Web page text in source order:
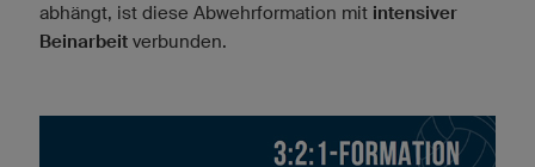
abhängt, ist diese Abwehrformation mit intensiver
Beinarbeit verbunden.